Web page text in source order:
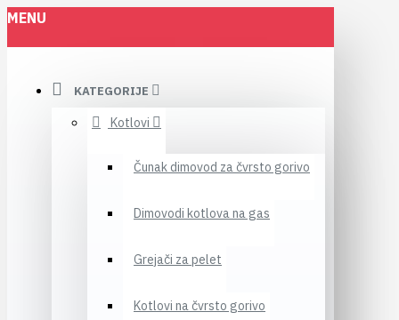
MENU
KATEGORIJE
Kotlovi
Čunak dimovod za čvrsto gorivo
Dimovodi kotlova na gas
Grejači za pelet
Kotlovi na čvrsto gorivo